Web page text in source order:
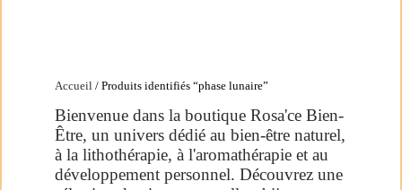
Accueil / Produits identifiés “phase lunaire”
Bienvenue dans la boutique Rosa'ce Bien-
Être, un univers dédié au bien-être naturel,
à la lithothérapie, à l'aromathérapie et au
développement personnel. Découvrez une